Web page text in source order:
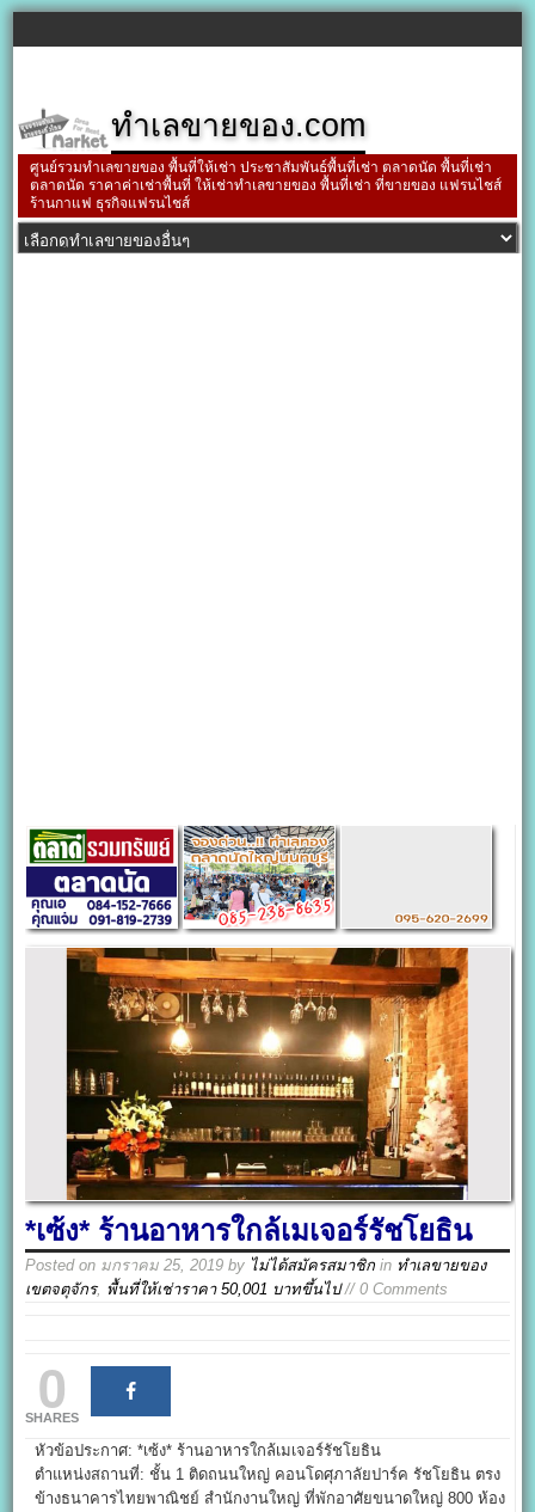
ทำเลขายของ.com
ศูนย์รวมทำเลขายของ พื้นที่ให้เช่า ประชาสัมพันธ์พื้นที่เช่า ตลาดนัด พื้นที่เช่า
ตลาดนัด ราคาค่าเช่าพื้นที่ ให้เช่าทำเลขายของ พื้นที่เช่า ที่ขายของ แฟรนไชส์
ร้านกาแฟ ธุรกิจแฟรนไชส์
*เซ้ง* ร้านอาหารใกล้เมเจอร์รัชโยธิน
Posted on มกราคม 25, 2019 by ไม่ได้สมัครสมาชิก in ทำเลขายของ
เขตจตุจักร, พื้นที่ให้เช่าราคา 50,001 บาทขึ้นไป// 0 Comments
0
SHARES
หัวข้อประกาศ: *เซ้ง* ร้านอาหารใกล้เมเจอร์รัชโยธิน
ตำแหน่งสถานที่: ชั้น 1 ติดถนนใหญ่ คอนโดศุภาลัยปาร์ค รัชโยธิน ตรง
ข้างธนาคารไทยพาณิชย์ สำนักงานใหญ่ ที่พักอาศัยขนาดใหญ่ 800 ห้อง